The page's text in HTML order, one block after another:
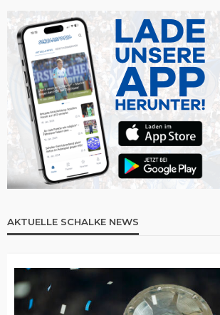
AKTUELLE SCHALKE NEWS